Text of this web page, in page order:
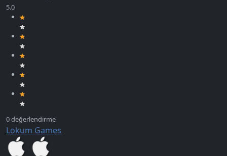
Lokum Games